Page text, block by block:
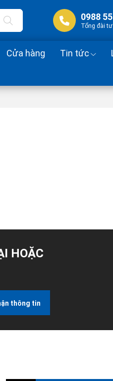
0988
Tổng đài
Cửa hàng Tin tức
HOẶC
thông tin